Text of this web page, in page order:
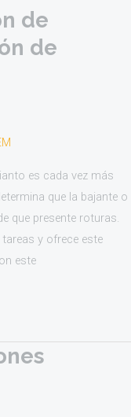
de
de
es cada vez más
que la bajante o
que presente roturas.
y ofrece este
este